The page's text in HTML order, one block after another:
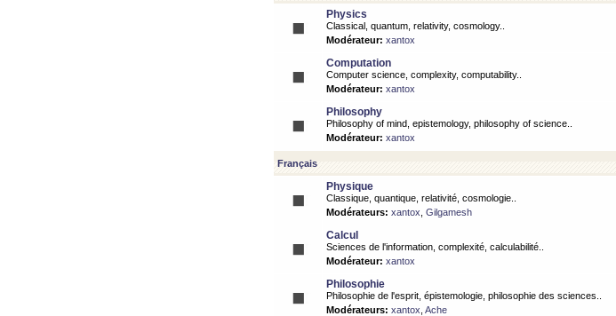
Physics
Classical, quantum, relativity, cosmology..
Modérateur: xantox
Computation
Computer science, complexity, computability..
Modérateur: xantox
Philosophy
Philosophy of mind, epistemology, philosophy of science..
Modérateur: xantox
Français
Physique
Classique, quantique, relativité, cosmologie..
Modérateurs: xantox Gilgamesh
Calcul
Sciences de l'information, complexité, calculabilité..
Modérateur: xantox
Philosophie
Philosophie de l'esprit, épistemologie, philosophie des sciences..
Modérateurs: xantox Ache